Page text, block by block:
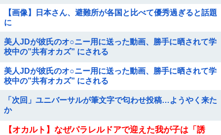
【画像】日本さん、避難所が各国と比べて優秀過ぎると話題
に
美人JDが彼氏のオ○ニー用に送った動画、勝手に晒されて学
校中の”共有オカズ” にされる
美人JDが彼氏のオ○ニー用に送った動画、勝手に晒されて学
校中の”共有オカズ” にされる
「次回」ユニバーサルが筆文字で匂わせ投稿…ようやく来た
か
【オカルト】なぜパラレルドアで迎えた我が子は「誘